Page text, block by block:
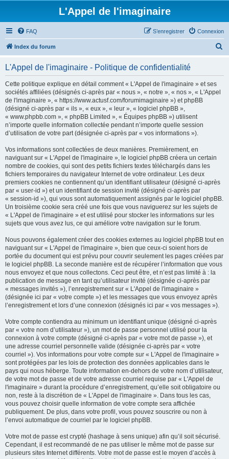
L'Appel de l'imaginaire
FAQ Connexion
S’enregistrer
Index du forum
L'Appel de l'imaginaire - Politique de confidentialité
Cette politique explique en détail comment « L'Appel de l'imaginaire » et ses
sociétés affiliées (désignés ci-après par « nous », « notre », « nos », « L'Appel
de l'imaginaire », « https://www.actusf.com/forumimaginaire ») et phpBB
(désigné ci-après par « ils », « eux », « leur », « logiciel phpBB »,
« www.phpbb.com », « phpBB Limited », « Équipes phpBB ») utilisent
n’importe quelle information collectée pendant n’importe quelle session
d’utilisation de votre part (désignée ci-après par « vos informations »).
Vos informations sont collectées de deux manières. Premièrement, en
naviguant sur « L'Appel de l'imaginaire », le logiciel phpBB créera un certain
nombre de cookies, qui sont des petits fichiers textes téléchargés dans les
fichiers temporaires du navigateur Internet de votre ordinateur. Les deux
premiers cookies ne contiennent qu’un identifiant utilisateur (désigné ci-après
par « user-id ») et un identifiant de session invité (désigné ci-après par
« session-id »), qui vous sont automatiquement assignés par le logiciel phpBB.
Un troisième cookie sera créé une fois que vous naviguerez sur les sujets de
« L'Appel de l'imaginaire » et est utilisé pour stocker les informations sur les
sujets que vous avez lus, ce qui améliore votre navigation sur le forum.
Nous pouvons également créer des cookies externes au logiciel phpBB tout en
naviguant sur « L'Appel de l'imaginaire », bien que ceux-ci soient hors de
portée du document qui est prévu pour couvrir seulement les pages créées par
le logiciel phpBB. La seconde manière est de récupérer l’information que vous
nous envoyez et que nous collectons. Ceci peut être, et n’est pas limité à : la
publication de message en tant qu’utilisateur invité (désignée ci-après par
« messages invités »), l’enregistrement sur « L'Appel de l'imaginaire »
(désignée ici par « votre compte ») et les messages que vous envoyez après
l’enregistrement et lors d’une connexion (désignés ici par « vos messages »).
Votre compte contiendra au minimum un identifiant unique (désigné ci-après
par « votre nom d’utilisateur »), un mot de passe personnel utilisé pour la
connexion à votre compte (désigné ci-après par « votre mot de passe »), et
une adresse courriel personnelle valide (désignée ci-après par « votre
courriel »). Vos informations pour votre compte sur « L'Appel de l'imaginaire »
sont protégées par les lois de protection des données applicables dans le
pays qui nous héberge. Toute information en-dehors de votre nom d’utilisateur,
de votre mot de passe et de votre adresse courriel requise par « L'Appel de
l'imaginaire » durant la procédure d’enregistrement, qu’elle soit obligatoire ou
non, reste à la discrétion de « L'Appel de l'imaginaire ». Dans tous les cas,
vous pouvez choisir quelle information de votre compte sera affichée
publiquement. De plus, dans votre profil, vous pouvez souscrire ou non à
l’envoi automatique de courriel par le logiciel phpBB.
Votre mot de passe est crypté (hashage à sens unique) afin qu’il soit sécurisé.
Cependant, il est recommandé de ne pas utiliser le même mot de passe sur
plusieurs sites Internet différents. Votre mot de passe est le moyen d’accès à